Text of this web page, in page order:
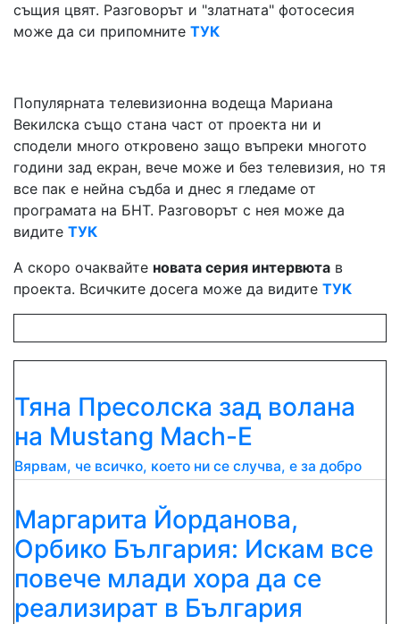
същия цвят. Разговорът и "златната" фотосесия
може да си припомните ТУК
Популярната телевизионна водеща Мариана
Векилска също стана част от проекта ни и
сподели много откровено защо въпреки многото
години зад екран, вече може и без телевизия, но тя
все пак е нейна съдба и днес я гледаме от
програмата на БНТ. Разговорът с нея може да
видите ТУК
А скоро очаквайте новата серия интервюта в
проекта. Всичките досега може да видите ТУК
Тяна Пресолска зад волана
на Mustang Mach-E
Вярвам, че всичко, което ни се случва, е за добро
Маргарита Йорданова,
Орбико България: Искам все
повече млади хора да се
реализират в България